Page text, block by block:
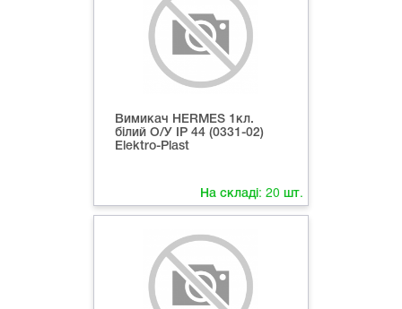
Вимикач HERMES 1кл.
білий О/У ІР 44 (0331-02)
Elektro-Plast
На складі: 20 шт.